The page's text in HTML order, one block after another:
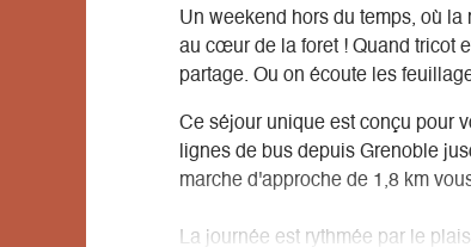
Un weekend hors du temps, où
au cœur de la foret ! Quand tricot
partage. Ou on écoute les
Ce séjour unique est conçu pour
lignes de bus depuis Grenoble
marche d'approche de 1,8 km
La journée est rythmée par le